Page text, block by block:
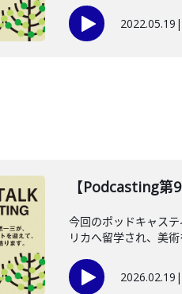
2022.05.19 |
【Podcasting第
今回のポッドキャス
リカへ留学され、美
2026.02.19 |